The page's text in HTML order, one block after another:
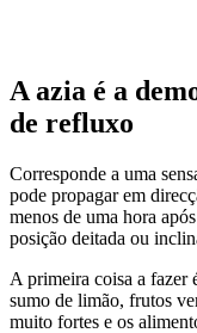
A azia é a
de refluxo
Corresponde a uma
pode propagar em
menos de uma hora
posição deitada ou
A primeira coisa a fazer
sumo de limão, frutos
muito fortes e os